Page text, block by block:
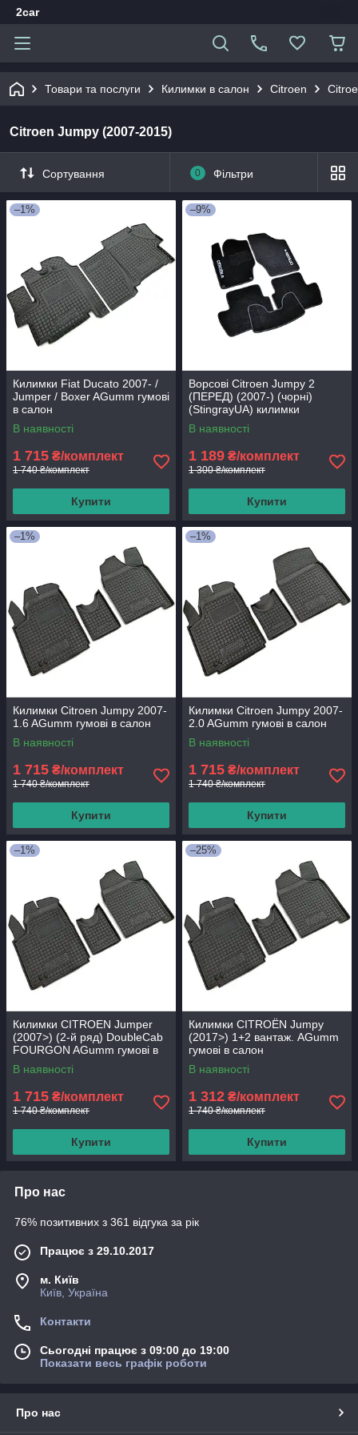
2car
Товари та послуги Килимки в салон Citroen
Citroen Jumpy (2007-2015)
Сортування 0 Фільтри
–1%
Килимки Fiat Ducato 2007- /
Jumper / Boxer AGumm гумові
в салон
В наявності
1 715 ₴/комплект
1 740 ₴/комплект
Купити
–9%
Ворсові Citroen Jumpy 2
(ПЕРЕД) (2007-) (чорні)
(StingrayUA) килимки
текстильні в салон авто
В наявності
1 189 ₴/комплект
1 300 ₴/комплект
Купити
–1%
Килимки Citroen Jumpy 2007-
1.6 AGumm гумові в салон
В наявності
1 715 ₴/комплект
1 740 ₴/комплект
Купити
–1%
Килимки Citroen Jumpy 2007-
2.0 AGumm гумові в салон
В наявності
1 715 ₴/комплект
1 740 ₴/комплект
Купити
–1%
Килимки CITROEN Jumper
(2007>) (2-й ряд) DoubleCab
FOURGON AGumm гумові в
салон
В наявності
1 715 ₴/комплект
1 740 ₴/комплект
Купити
–25%
Килимки CITROЁN Jumpy
(2017>) 1+2 вантаж. AGumm
гумові в салон
В наявності
1 312 ₴/комплект
1 740 ₴/комплект
Купити
Про нас
76% позитивних з 361 відгука за рік
Працює з 29.10.2017
м. Київ
Київ, Україна
Контакти
Сьогодні працює з 09:00 до 19:00
Показати весь графік роботи
Про нас